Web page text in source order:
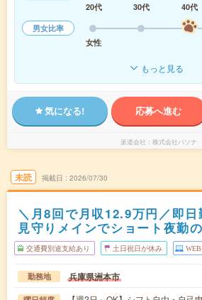
20代
30代 40代
男女比率
女性
もっと見る
気になる! 応募へ進む
派遣会社 株式会社パソナ
未読 掲載日 2026/07/30
＼月8回で月収12.9万円／即日
見守りメインでショート夜勤
交通費別途支給あり 土日祝日が休み
勤務地 兵庫県洲本市